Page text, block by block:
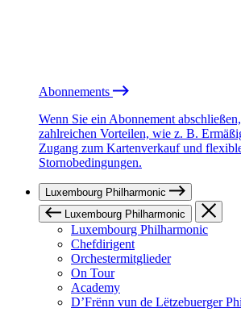
Abonnements
Wenn Sie ein Abonnement
zahlreichen Vorteilen, wie z. B.
Zugang zum Kartenverkauf und
Stornobedingungen.
Luxembourg Philharmonic
Luxembourg Philharmonic
Luxembourg Philharmonic
Chefdirigent
Orchestermitglieder
On Tour
Academy
D’Frënn vun de Lëtzebuerger